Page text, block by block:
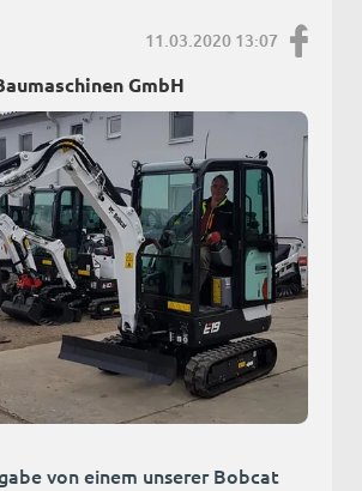
11.03.2020 13:07
GmbH
von einem unserer Bobcat